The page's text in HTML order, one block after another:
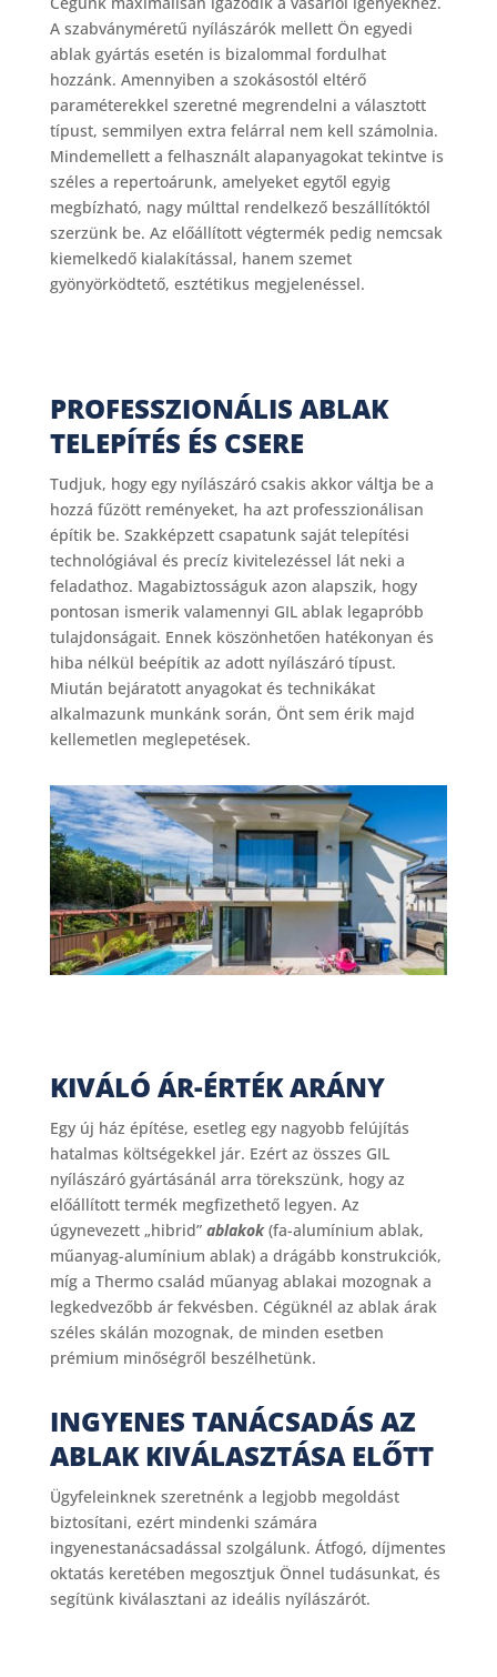
A szabványméretű nyílászárók mellett Ön egyedi
ablak gyártás esetén is bizalommal fordulhat
hozzánk. Amennyiben a szokásostól eltérő
paraméterekkel szeretné megrendelni a választott
típust, semmilyen extra felárral nem kell számolnia.
Mindemellett a felhasznált alapanyagokat tekintve is
széles a repertoárunk, amelyeket egytől egyig
megbízható, nagy múlttal rendelkező beszállítóktól
szerzünk be. Az előállított végtermék pedig nemcsak
kiemelkedő kialakítással, hanem szemet
gyönyörködtető, esztétikus megjelenéssel.
PROFESSZIONÁLIS ABLAK
TELEPÍTÉS ÉS CSERE
Tudjuk, hogy egy nyílászáró csakis akkor váltja be a
hozzá fűzött reményeket, ha azt professzionálisan
építik be. Szakképzett csapatunk saját telepítési
technológiával és precíz kivitelezéssel lát neki a
feladathoz. Magabiztosságuk azon alapszik, hogy
pontosan ismerik valamennyi GIL ablak legapróbb
tulajdonságait. Ennek köszönhetően hatékonyan és
hiba nélkül beépítik az adott nyílászáró típust.
Miután bejáratott anyagokat és technikákat
alkalmazunk munkánk során, Önt sem érik majd
kellemetlen meglepetések.
KIVÁLÓ ÁR-ÉRTÉK ARÁNY
Egy új ház építése, esetleg egy nagyobb felújítás
hatalmas költségekkel jár. Ezért az összes GIL
nyílászáró gyártásánál arra törekszünk, hogy az
előállított termék megfizethető legyen. Az
úgynevezett „hibrid” ablakok(fa-alumínium ablak,
műanyag-alumínium ablak) a drágább konstrukciók,
míg a Thermo család műanyag ablakai mozognak a
legkedvezőbb ár fekvésben. Cégüknél az ablak árak
széles skálán mozognak, de minden esetben
prémium minőségről beszélhetünk.
INGYENES TANÁCSADÁS AZ
ABLAK KIVÁLASZTÁSA ELŐTT
Ügyfeleinknek szeretnénk a legjobb megoldást
biztosítani, ezért mindenki számára
ingyenestanácsadással szolgálunk. Átfogó, díjmentes
oktatás keretében megosztjuk Önnel tudásunkat, és
segítünk kiválasztani az ideális nyílászárót.